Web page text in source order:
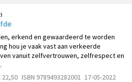
erkend en gewaardeerd te worden
hou je vaak vast aan verkeerde
vanuit zelfvertrouwen, zelfrespect en
22,50 ISBN 9789493282001 17-05-2022